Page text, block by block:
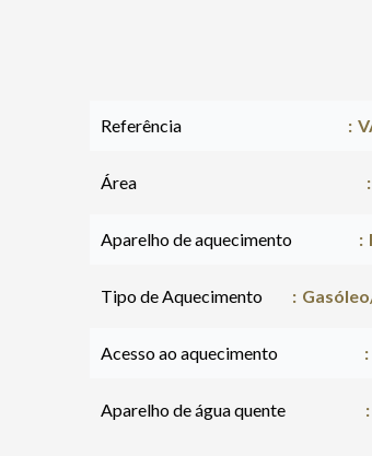
Referência
Área
Aparelho de aquecimento
Tipo de Aquecimento
Acesso ao aquecimento
Aparelho de água quente